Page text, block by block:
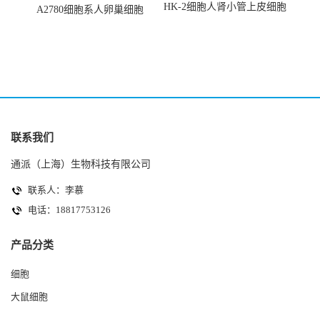
A2780细胞系人卵巢细胞
HK-2细胞人肾小管上皮细胞
联系我们
通派（上海）生物科技有限公司
联系人：李慕
电话：18817753126
产品分类
细胞
大鼠细胞